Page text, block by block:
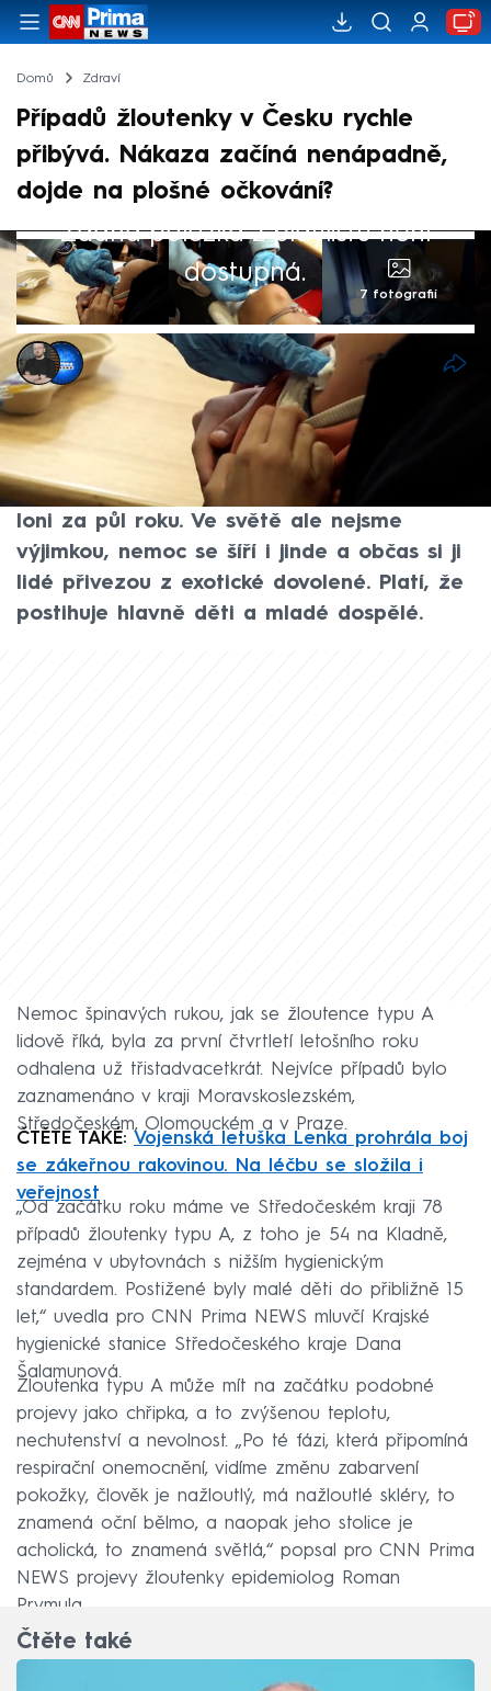
Domů Zdraví
Případů žloutenky v Česku rychle
přibývá. Nákaza začíná nenápadně,
dojde na plošné očkování?
Žádná položka z playlistu není
dostupná.
7 fotografií
Marek Pausz
Monika Rusová
Akt. 17. dub 2025, 07:59
• 17. dub 2025, 07:54
V Česku stále přibývá případů žloutenky
typu A. Jen za první tři měsíce letošního
roku jich bylo podle odborníků stejně jako
loni za půl roku. Ve světě ale nejsme
výjimkou, nemoc se šíří i jinde a občas si ji
lidé přivezou z exotické dovolené. Platí, že
postihuje hlavně děti a mladé dospělé.
Nemoc špinavých rukou, jak se žloutence typu A
lidově říká, byla za první čtvrtletí letošního roku
odhalena už třistadvacetkrát. Nejvíce případů bylo
zaznamenáno v kraji Moravskoslezském,
Středočeském, Olomouckém a v Praze.
ČTĚTE TAKÉ: Vojenská letuška Lenka prohrála boj
se zákeřnou rakovinou. Na léčbu se složila i
veřejnost
„Od začátku roku máme ve Středočeském kraji 78
případů žloutenky typu A, z toho je 54 na Kladně,
zejména v ubytovnách s nižším hygienickým
standardem. Postižené byly malé děti do přibližně 15
let,“ uvedla pro CNN Prima NEWS mluvčí Krajské
hygienické stanice Středočeského kraje Dana
Šalamunová.
Žloutenka typu A může mít na začátku podobné
projevy jako chřipka, a to zvýšenou teplotu,
nechutenství a nevolnost. „Po té fázi, která připomíná
respirační onemocnění, vidíme změnu zabarvení
pokožky, člověk je nažloutlý, má nažloutlé skléry, to
znamená oční bělmo, a naopak jeho stolice je
acholická, to znamená světlá,“ popsal pro CNN Prima
NEWS projevy žloutenky epidemiolog Roman
Prymula.
Čtěte také